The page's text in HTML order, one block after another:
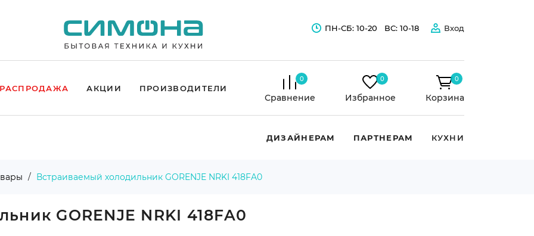
ПН-СБ: 10-20 ВС: 10-18 Вход
РАСПРОДАЖА АКЦИИ ПРОИЗВОДИТЕЛИ
Сравнение
0
Избранное
0
Корзина
0
ДИЗАЙНЕРАМ ПАРТНЕРАМ КУХНИ
Встраиваемый холодильник GORENJE NRKI 418FA0
GORENJE NRKI 418FA0